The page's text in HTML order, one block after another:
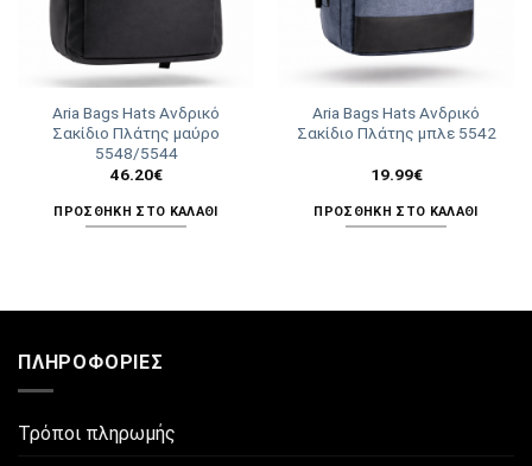
Aria Bags Hats Ανδρικό
Σακίδιο Πλάτης μαύρο
5548/5544
46.20€
ΠΡΟΣΘΉΚΗ ΣΤΟ ΚΑΛΆΘΙ
Aria Bags Hats Ανδρικό
Σακίδιο Πλάτης μπλε 5542
19.99€
ΠΡΟΣΘΉΚΗ ΣΤΟ ΚΑΛΆΘΙ
ΠΛΗΡΟΦΟΡΊΕΣ
Τρόποι πληρωμής